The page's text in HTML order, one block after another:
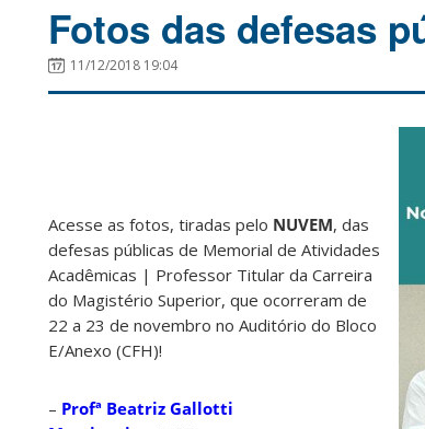
Fotos das defesas
11/12/2018 19:04
Acesse as fotos, tiradas pelo NUVEM, das
defesas públicas de Memorial de Atividades
Acadêmicas | Professor Titular da Carreira
do Magistério Superior, que ocorreram de
22 a 23 de novembro no Auditório do Bloco
E/Anexo (CFH)!
– Profª Beatriz Gallotti